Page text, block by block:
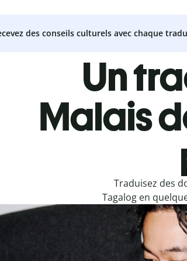
des conseils culturels avec chaque
Un
Malais
Traduisez des
Tagalog en